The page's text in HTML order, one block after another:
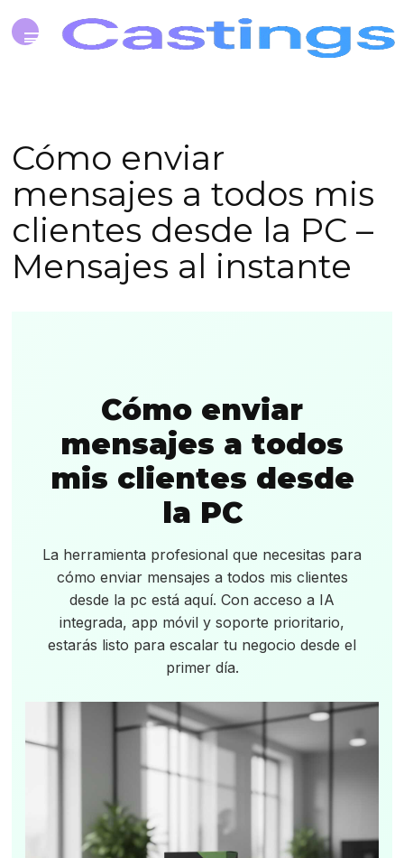
Cómo enviar
mensajes a todos mis
clientes desde la PC –
Mensajes al instante
Cómo enviar
mensajes a todos
mis clientes desde
la PC
La herramienta profesional que necesitas para
cómo enviar mensajes a todos mis clientes
desde la pc está aquí. Con acceso a IA
integrada, app móvil y soporte prioritario,
estarás listo para escalar tu negocio desde el
primer día.